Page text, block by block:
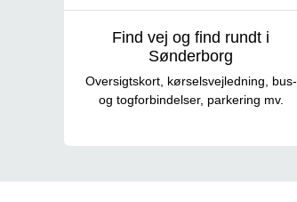
Find vej og find rundt i
Sønderborg
Oversigtskort, kørselsvejledning, bus-
og togforbindelser, parkering mv.